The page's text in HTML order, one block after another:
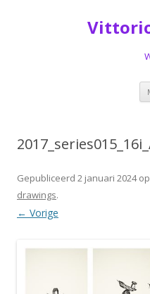
Gepubliceerd 2 januari 2024op
drawings.
← Vorige